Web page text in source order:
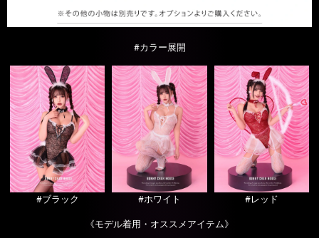
#カラー展開
#ブラック #ホワイト #レッド
《モデル着用・オススメアイテム》